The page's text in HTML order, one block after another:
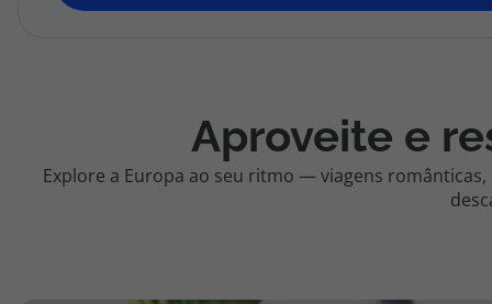
topatlantico@topatlantico.com
Aproveite e
Explore a Europa ao seu ritmo — viagens